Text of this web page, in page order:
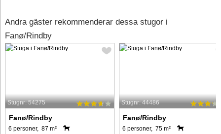
Andra gäster rekommenderar dessa stugor i
Fanø/Rindby
Stugnr: 54275
Fanø/Rindby
6 personer, 87 m²
Stugnr: 44486
Fanø/Rindby
6 personer, 75 m²